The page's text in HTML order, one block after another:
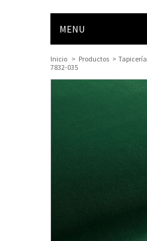
MENU
Inicio > Productos > Tapicería
7832-035